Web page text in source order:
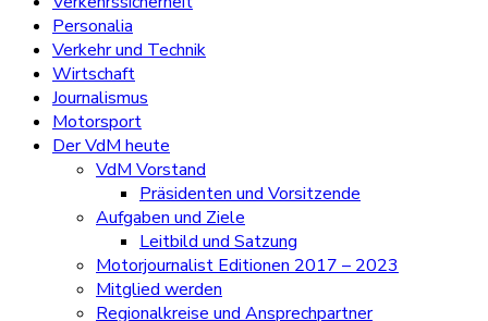
Personalia
Verkehr und Technik
Wirtschaft
Journalismus
Motorsport
Der VdM heute
VdM Vorstand
Präsidenten und Vorsitzende
Aufgaben und Ziele
Leitbild und Satzung
Motorjournalist Editionen 2017 – 2023
Mitglied werden
Regionalkreise und Ansprechpartner